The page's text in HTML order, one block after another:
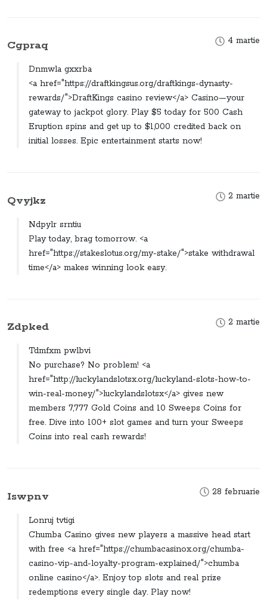
4 martie
Cgpraq
Dnmwla gxxrba
<a href="https://draftkingsus.org/draftkings-dynasty-
rewards/">DraftKings casino review</a> Casino—your
gateway to jackpot glory. Play $5 today for 500 Cash
Eruption spins and get up to $1,000 credited back on
initial losses. Epic entertainment starts now!
2 martie
Qvyjkz
Ndpylr srntiu
Play today, brag tomorrow. <a
href="https://stakeslotus.org/my-stake/">stake withdrawal
time</a> makes winning look easy.
2 martie
Zdpked
Tdmfxm pwlbvi
No purchase? No problem! <a
href="http://luckylandslotsx.org/luckyland-slots-how-to-
win-real-money/">luckylandslotsx</a> gives new
members 7,777 Gold Coins and 10 Sweeps Coins for
free. Dive into 100+ slot games and turn your Sweeps
Coins into real cash rewards!
28 februarie
Iswpnv
Lonruj tvtigi
Chumba Casino gives new players a massive head start
with free <a href="https://chumbacasinox.org/chumba-
casino-vip-and-loyalty-program-explained/">chumba
online casino</a>. Enjoy top slots and real prize
redemptions every single day. Play now!